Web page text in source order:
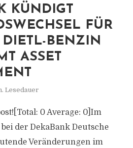
KÜNDIGT
FÜR
BENZIN
ASSET
Lesedauer
0 Average: 0]Im
der DekaBank Deutsche
Veränderungen im